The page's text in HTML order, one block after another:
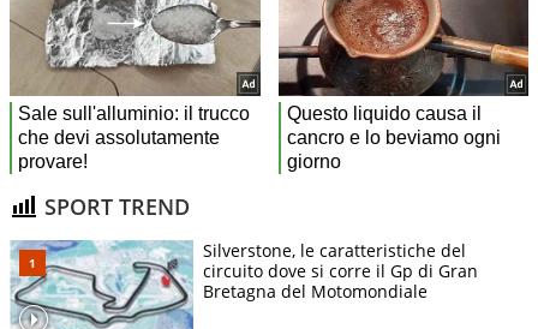
SPORT TREND
Silverstone, le caratteristiche del
circuito dove si corre il Gp di Gran
Bretagna del Motomondiale